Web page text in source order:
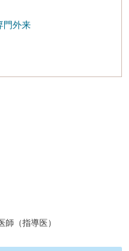
門外来
（指導医）